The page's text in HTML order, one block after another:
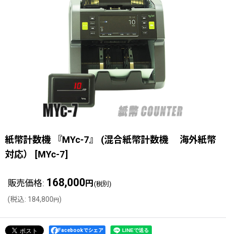
紙幣計数機 『MYc-7』 (混合紙幣計数機 海外紙幣
対応）
[MYc-7]
販売価格: 168,000 円 (税別)
(税込: 184,800円)
Facebookでシェア